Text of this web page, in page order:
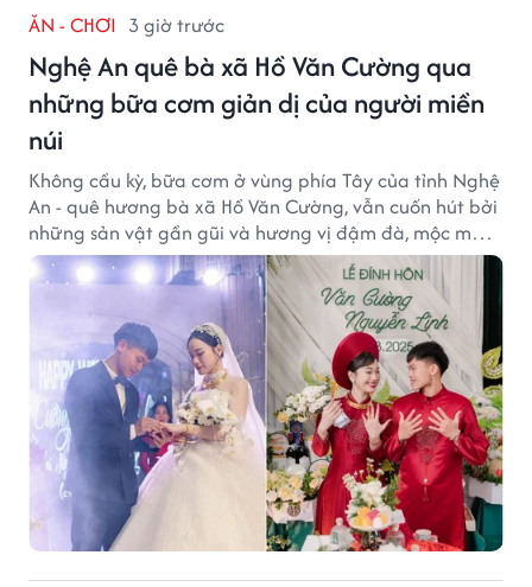
ĂN - CHƠI 3 giờ trước
Nghệ An quê bà xã Hồ Văn Cường qua
những bữa cơm giản dị của người miền
núi
Không cầu kỳ, bữa cơm ở vùng phía Tây của tỉnh Nghệ
An - quê hương bà xã Hồ Văn Cường, vẫn cuốn hút bởi
những sản vật gần gũi và hương vị đậm đà, mộc mạc
của núi rừng.